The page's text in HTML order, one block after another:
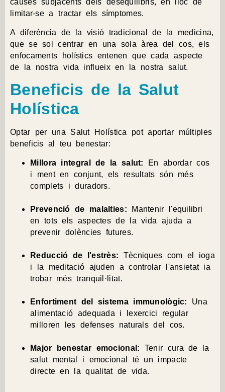
causes subjacents dels desequilibris, en lloc de
limitar-se a tractar els símptomes.
A diferència de la visió tradicional de la medicina,
que se sol centrar en una sola àrea del cos, els
enfocaments holístics entenen que cada aspecte
de la nostra vida influeix en la nostra salut.
Beneficis de la Salut
Holística
Optar per una Salut Holística pot aportar múltiples
beneficis al teu benestar:
Millora integral de la salut:
En abordar cos
i ment en conjunt, els resultats són més
complets i duradors.
Prevenció de malalties: Mantenir l'equilibri
en tots els aspectes de la vida ajuda a
prevenir dolències futures.
Reducció de l'estrès: Tècniques com el ioga
i la meditació ajuden a controlar l'ansietat ia
trobar més tranquil·litat.
Enfortiment del sistema immunològic:
Una
alimentació adequada i lexercici regular
milloren les defenses naturals del cos.
Major benestar emocional: Tenir cura de la
salut mental i emocional té un impacte
directe en la qualitat de vida.